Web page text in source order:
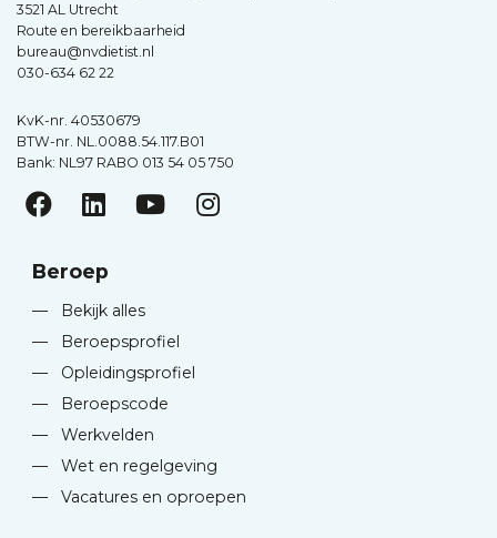
3521 AL Utrecht
Route en bereikbaarheid
bureau@nvdietist.nl
030-634 62 22
KvK-nr. 40530679
BTW-nr. NL.0088.54.117.B01
Bank: NL97 RABO 013 54 05 750
Beroep
—
Bekijk alles
—
Beroepsprofiel
—
Opleidingsprofiel
—
Beroepscode
—
Werkvelden
—
Wet en regelgeving
—
Vacatures en oproepen